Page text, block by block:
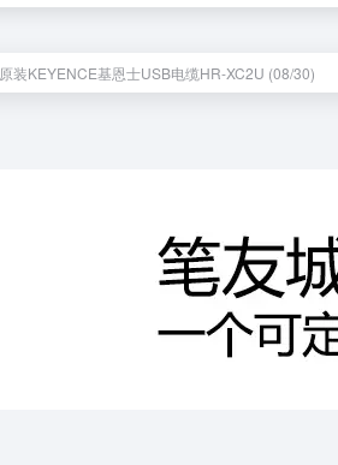
原装KEYENCE基恩士USB电缆HR-XC2U (08/30)